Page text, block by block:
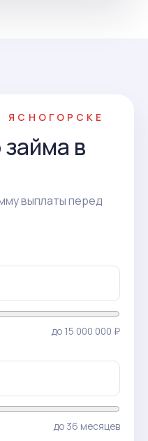
ЯСНОГОРСКЕ
в
выплаты перед
до 15 000 000 ₽
до 36 месяцев